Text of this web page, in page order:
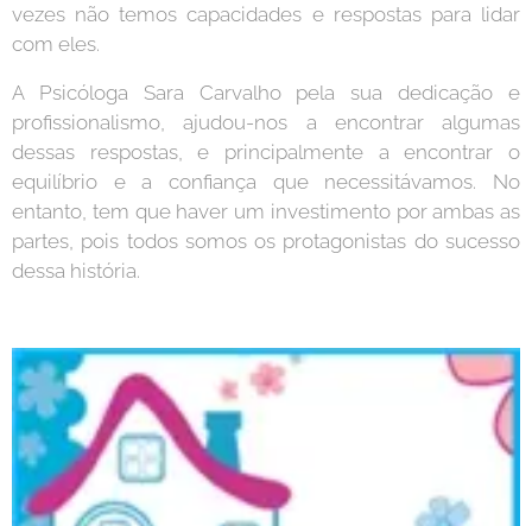
vezes não temos capacidades e respostas para lidar
com eles.
A Psicóloga Sara Carvalho pela sua dedicação e
profissionalismo, ajudou-nos a encontrar algumas
dessas respostas, e principalmente a encontrar o
equilíbrio e a confiança que necessitávamos. No
entanto, tem que haver um investimento por ambas as
partes, pois todos somos os protagonistas do sucesso
dessa história.